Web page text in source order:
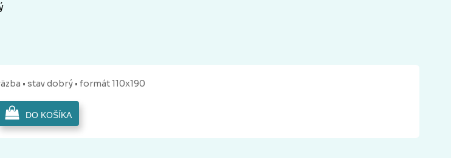
• stav dobrý • formát 110x190
DO KOŠÍKA